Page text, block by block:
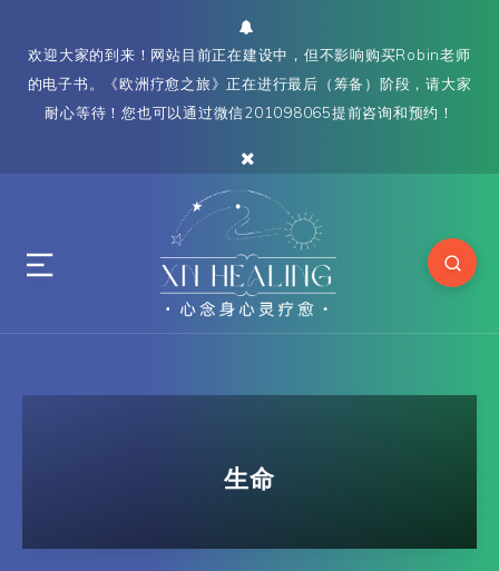
欢迎大家的到来！网站目前正在建设中，但不影响购买Robin老师
的电子书。《欧洲疗愈之旅》正在进行最后（筹备）阶段，请大家
耐心等待！您也可以通过微信201098065提前咨询和预约！
生命